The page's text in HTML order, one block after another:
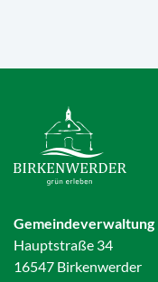
Gemeindeverwaltung
Hauptstraße 34
16547 Birkenwerder